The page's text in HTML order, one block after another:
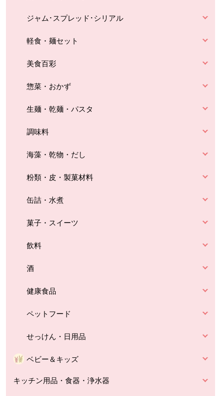
ジャム･スプレッド･シリアル
軽食・麺セット
美食百彩
惣菜・おかず
生麺・乾麺・パスタ
調味料
海藻・乾物・だし
粉類・皮・製菓材料
缶詰・水煮
菓子・スイーツ
飲料
酒
健康食品
ペットフード
せっけん・日用品
ベビー＆キッズ
キッチン用品・食器・浄水器